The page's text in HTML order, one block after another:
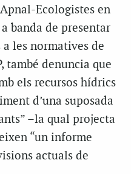
Ecologistes en
banda de presentar
les normatives de
també denuncia que
els recursos hídrics
d’una suposada
–la qual projecta
“un informe
actuals de